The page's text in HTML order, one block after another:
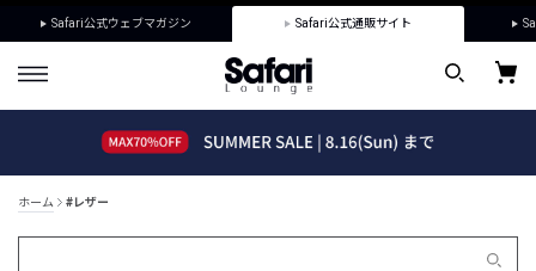
Safari公式ウェブマガジン Safari公式通販サイト
ホーム #レザー